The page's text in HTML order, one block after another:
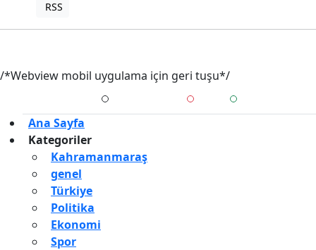
RSS
/*Webview mobil uygulama için geri tuşu*/
Ana Sayfa
Kategoriler
Kahramanmaraş
genel
Türkiye
Politika
Ekonomi
Spor